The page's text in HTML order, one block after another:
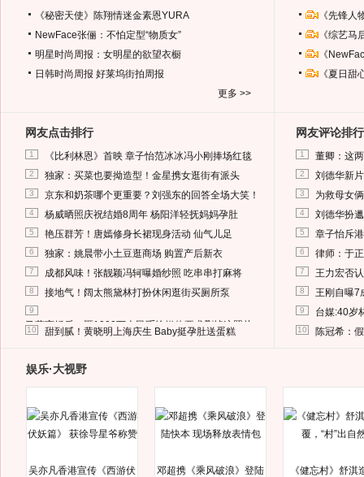
《秘密天使》陈翔情迷金素恩YURA
NewFace张俪：不怕定型“物质女”
明星时尚周报：女明星的欲望衣橱
日韩时尚周报 好莱坞街拍周报
更多 >>
《先锋
《综艺
《
《夏日
网友点击排行
1 《比利林恩》首映 章子怡范冰冰冯小刚捧场红毯
2 独家：买菜也要拗造型！金星携女逛街有派头
3 京东和奶茶哪个更重要？刘强东的回答全场大笑！
4 杨威晒照庆祝结婚8周年 杨阳洋轻抚妈妈孕肚
5 艳压群芳！唐嫣修身长裙现身活动 仙气儿足
6 独家：姚晨带小土豆逛商场 购置产后新衣
7 成都风味！张靓颖冯轲曝婚纱照 吃串串打麻将
8 接地气！阔太熊黛林打扮休闲逛街买厕所泵
9
马蓉离婚后，砸1000万人民币给媒体要求删掉这照片
10 甜到腻！黄晓明上海庆生 Baby挺孕肚送蛋糕
网友评论排行
1 董卿：这
2 刘德华新
3 为救母女
4 刘德华扮
5 章子怡斥
6 律师：于
7 王力宏否
8 王刚自曝7
9 台媒:40岁
10 陈冠希：
娱乐·大视野
吴亦凡香港宣传《西游伏
邓超携《乘风破浪》登陆
《健忘村》舒淇